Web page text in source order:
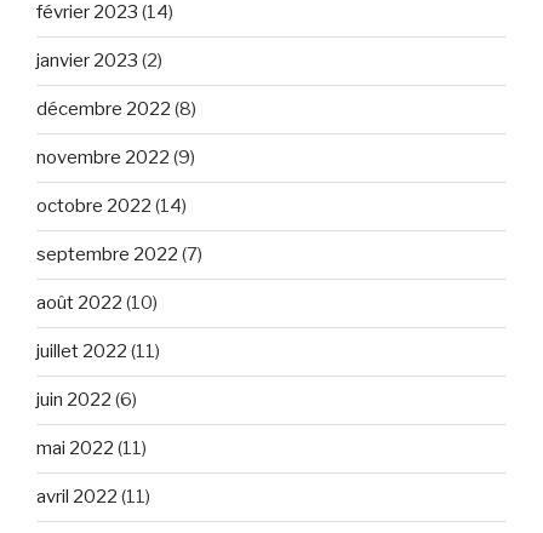
février 2023 (14)
janvier 2023 (2)
décembre 2022 (8)
novembre 2022 (9)
octobre 2022 (14)
septembre 2022 (7)
août 2022 (10)
juillet 2022 (11)
juin 2022 (6)
mai 2022 (11)
avril 2022 (11)